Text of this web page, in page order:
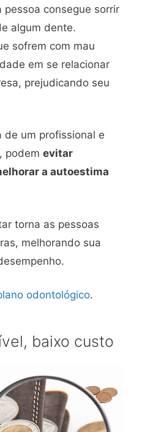
consegue sorrir
algum dente.
sofrem com mau
em se relacionar
prejudicando seu
de um profissional e
podem evitar
a autoestima
torna as pessoas
melhorando sua
odontológico.
baixo custo